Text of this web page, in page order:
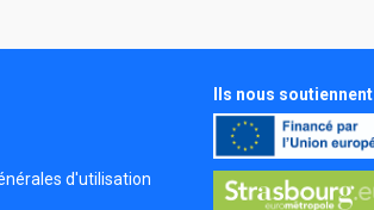
d'utilisation
Ils nous soutiennent